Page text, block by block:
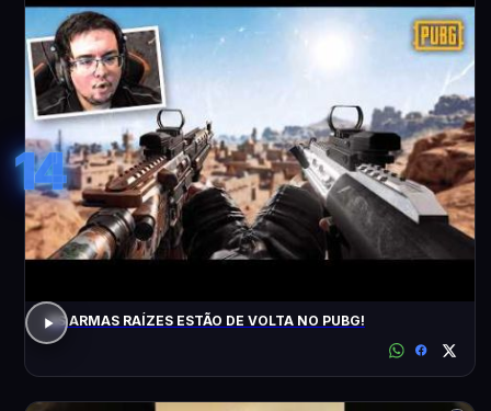
14
AS ARMAS RAÍZES ESTÃO DE VOLTA NO PUBG!